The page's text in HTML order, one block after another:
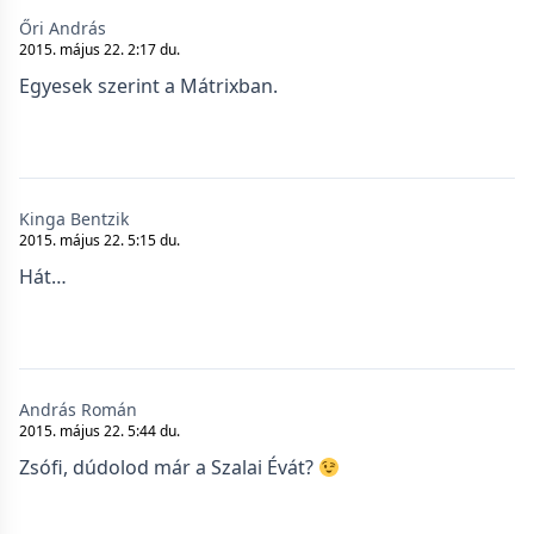
Őri András
2015. május 22. 2:17 du.
Egyesek szerint a Mátrixban.
Kinga Bentzik
2015. május 22. 5:15 du.
Hát…
András Román
2015. május 22. 5:44 du.
Zsófi, dúdolod már a Szalai Évát?